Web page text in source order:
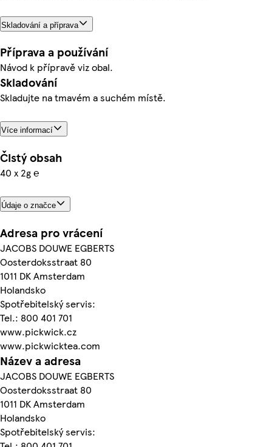
Skladování a příprava
Příprava a používání
Návod k přípravě viz obal.
Skladování
Skladujte na tmavém a suchém místě.
Více informací
Čistý obsah
40 x 2g ℮
Údaje o značce
Adresa pro vrácení
JACOBS DOUWE EGBERTS
Oosterdoksstraat 80
1011 DK Amsterdam
Holandsko
Spotřebitelský servis:
Tel.: 800 401 701
www.pickwick.cz
www.pickwicktea.com
Název a adresa
JACOBS DOUWE EGBERTS
Oosterdoksstraat 80
1011 DK Amsterdam
Holandsko
Spotřebitelský servis: